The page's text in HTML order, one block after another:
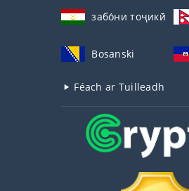
забо́ни тоҷикӣ́
Bosanski
Féach ar Tuilleadh